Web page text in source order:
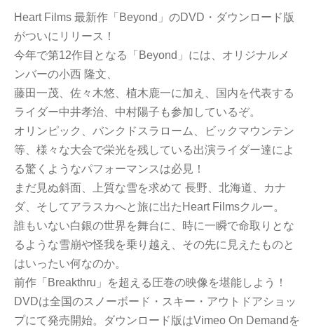
Heart Films 最新作「Beyond」のDVD・ダウンロード版
がついにリリース！
今年で第12作目となる「Beyond」には、オリジナルメ
ンバーの小西 隆文、
藤田一茂、佐々木悠、植木鹿一に加え、国内を代表する
ライダー中井孝治、中村陽子も参加しているぞ。
オリンピック、バンクドスラローム、ビックマウンテン
等、様々な大会で栄光を残している出演ライダー達によ
る驚くようなパフォーマンスは必見！
まだ見ぬ斜面、上質な雪を求めて 長野、北海道、カナ
ダ、そしてアラスカへと旅に出たHeart Filmsクルー。
誰もいない白銀の世界を舞台に、時に一瞬で命取りとな
るような雪崩や怪我を乗り越え、その先に見えたものと
はいったい何なのか。
前作「Breakthru」を超える圧巻の映像を堪能しよう！
DVDは全国のスノーボード・スキー・アウトドアショッ
プにて発売開始。ダウンロード版はVimeo On Demandを